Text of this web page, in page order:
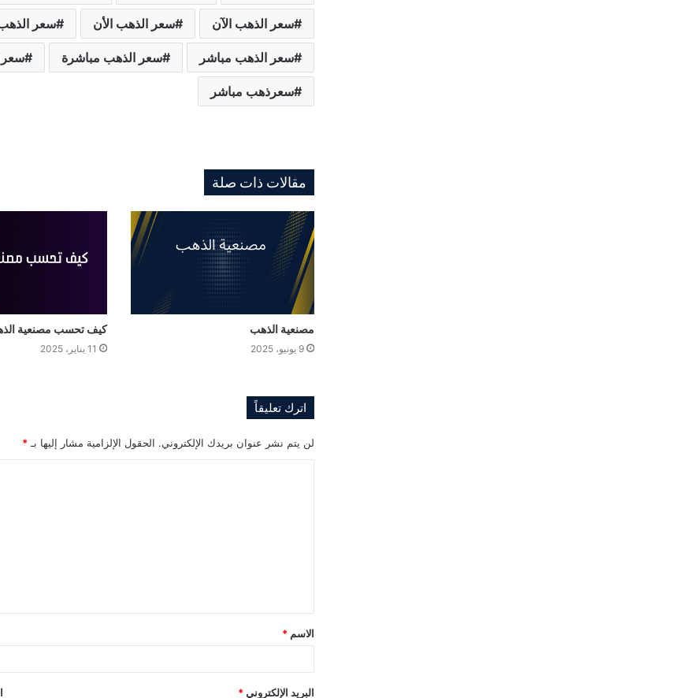
سعر الذهب الآن سعر الذهب الأن سعر
سعر الذهب مباشر سعر الذهب مباشرة سعر
سعرذهب مباشر
مقالات ذات صلة
مصنعية الذهب
9 يونيو، 2025
كيف تحسب مصنعية
11 يناير، 2025
اترك تعليقاً
لن يتم نشر عنوان بريدك الإلكتروني. الحقول الإلزامية مشار إليها بـ *
ق
*
الاسم *
البريد الإلكتروني *